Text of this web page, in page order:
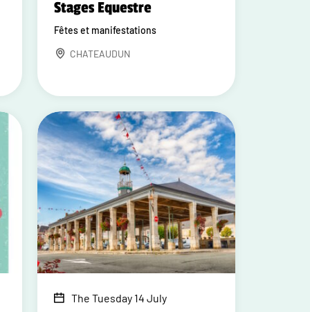
Stages Equestre
Fêtes et manifestations
CHATEAUDUN
The Tuesday 14 July